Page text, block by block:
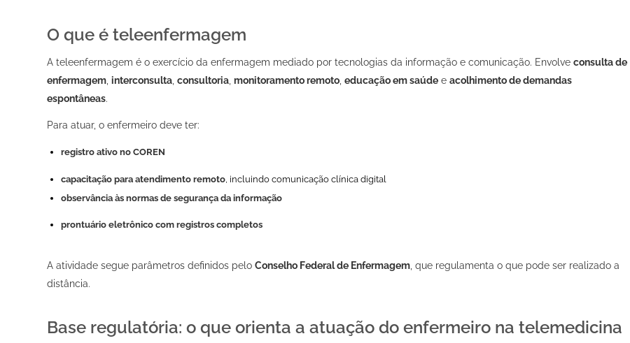
O que é teleenfermagem
A teleenfermagem é o exercício da enfermagem mediado por tecnologias da informação e comunicação. Envolve consulta de
enfermagem interconsulta consultoria monitoramento remoto educação em saúde e acolhimento de demandas
espontâneas.
Para atuar, o enfermeiro deve ter:
registro ativo no COREN
capacitação para atendimento remoto , incluindo comunicação clínica digital
observância às normas de segurança da informação
prontuário eletrônico com registros completos
A atividade segue parâmetros definidos pelo Conselho Federal de Enfermagem, que regulamenta o que pode ser realizado a
distância.
Base regulatória: o que orienta a atuação do enfermeiro na telemedicina